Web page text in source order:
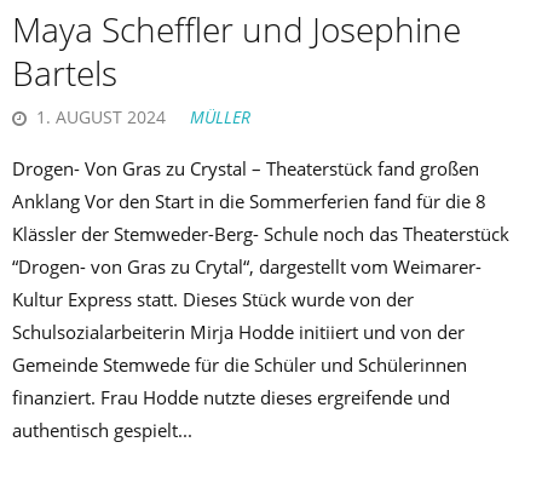
Maya Scheffler und Josephine
Bartels
1. AUGUST 2024 MÜLLER
Drogen- Von Gras zu Crystal – Theaterstück fand großen
Anklang Vor den Start in die Sommerferien fand für die 8
Klässler der Stemweder-Berg- Schule noch das Theaterstück
“Drogen- von Gras zu Crytal“, dargestellt vom Weimarer-
Kultur Express statt. Dieses Stück wurde von der
Schulsozialarbeiterin Mirja Hodde initiiert und von der
Gemeinde Stemwede für die Schüler und Schülerinnen
finanziert. Frau Hodde nutzte dieses ergreifende und
authentisch gespielt...